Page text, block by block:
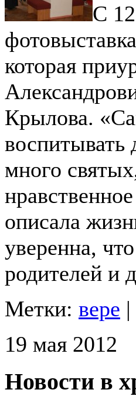
С
которая
Крылова.
много
описала
уверенна,
родителей и
Метки: вере |
19 мая 2012
Новости в